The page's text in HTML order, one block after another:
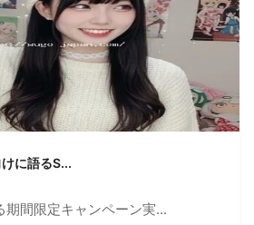
に語るS...
期間限定キャンペーン実...